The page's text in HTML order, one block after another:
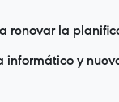
renovar la
y